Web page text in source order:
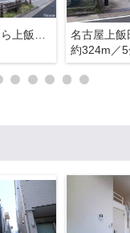
スシロー そよら上飯田店
名古屋上飯
約324m／